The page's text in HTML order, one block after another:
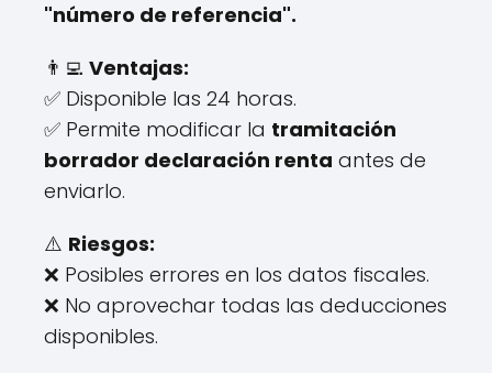
"número de referencia".
👨‍💻 Ventajas:
✅ Disponible las 24 horas.
✅ Permite modificar la tramitación
borrador declaración renta antes de
enviarlo.
⚠️ Riesgos:
❌ Posibles errores en los datos fiscales.
❌ No aprovechar todas las deducciones
disponibles.